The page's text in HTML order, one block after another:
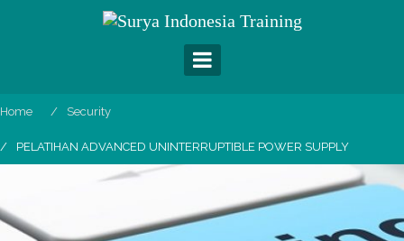
Home Security
PELATIHAN ADVANCED UNINTERRUPTIBLE POWER SUPPLY